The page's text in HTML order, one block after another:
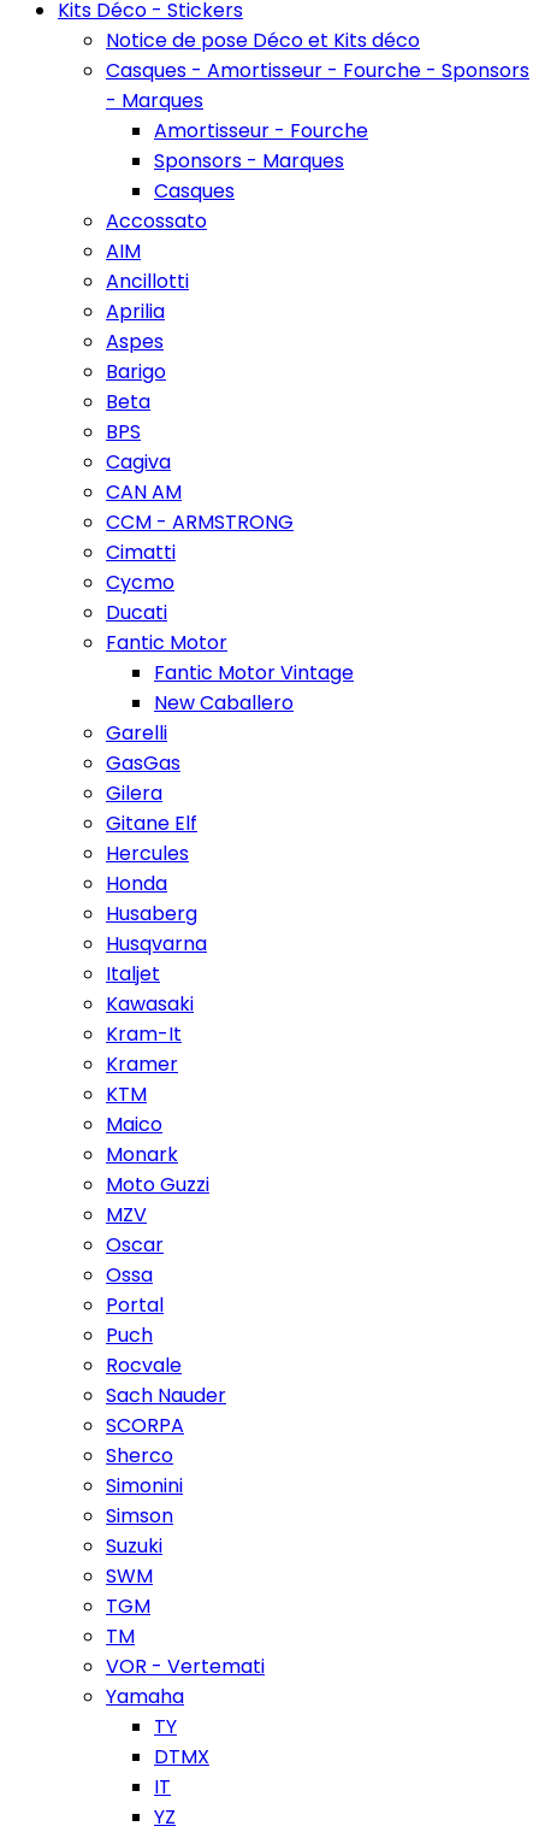
Kits Déco - Stickers
Notice de pose Déco et Kits déco
Casques - Amortisseur - Fourche - Sponsors
- Marques
Amortisseur - Fourche
Sponsors - Marques
Casques
Accossato
AIM
Ancillotti
Aprilia
Aspes
Barigo
Beta
BPS
Cagiva
CAN AM
CCM - ARMSTRONG
Cimatti
Cycmo
Ducati
Fantic Motor
Fantic Motor Vintage
New Caballero
Garelli
GasGas
Gilera
Gitane Elf
Hercules
Honda
Husaberg
Husqvarna
Italjet
Kawasaki
Kram-It
Kramer
KTM
Maico
Monark
Moto Guzzi
MZV
Oscar
Ossa
Portal
Puch
Rocvale
Sach Nauder
SCORPA
Sherco
Simonini
Simson
Suzuki
SWM
TGM
TM
VOR - Vertemati
Yamaha
TY
DTMX
IT
YZ